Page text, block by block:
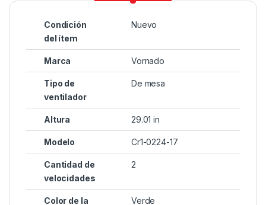
Condición
del ítem
Nuevo
Marca Vornado
Tipo de
ventilador
De mesa
Altura 29.01 in
Modelo Cr1-0224-17
Cantidad de
velocidades
2
Color de la Verde